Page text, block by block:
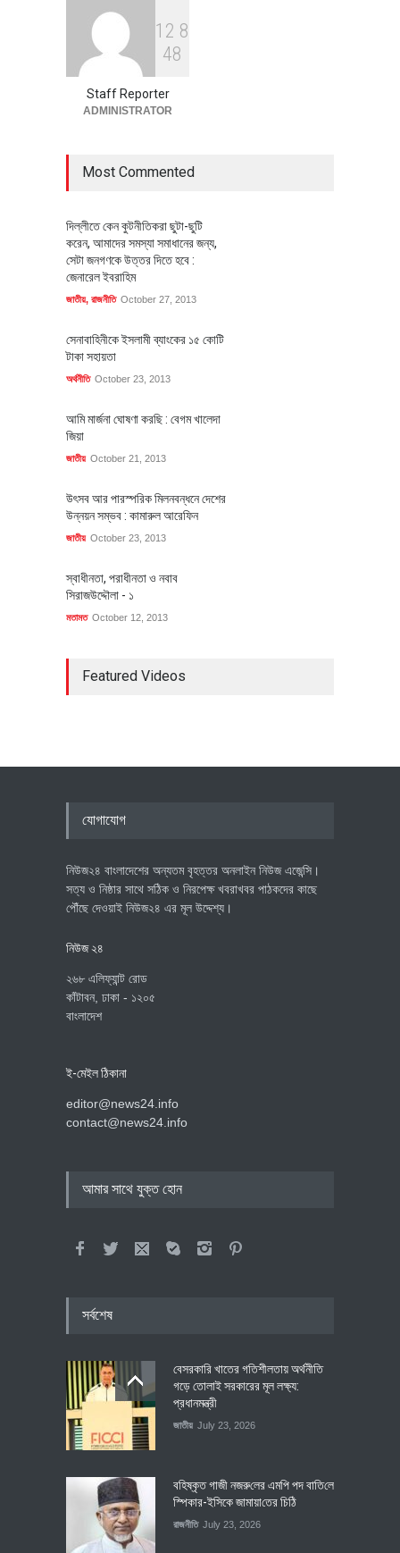
বৈশ্বিক প্রতিযোগিতা সক্ষমতা বাড়াতে
পোশাক শিল্পে নতুন উদ্যোগ
1 2 8
48
Staff Reporter
ADMINISTRATOR
Most Commented
দিল্লীতে কেন কুটনীতিকরা ছুটা-ছুটি
করেন, আমাদের সমস্যা সমাধানের জন্য,
সেটা জনগণকে উত্তর দিতে হবে :
জেনারেল ইবরাহিম
জাতীয়, রাজনীতি October 27, 2013
সেনাবাহিনীকে ইসলামী ব্যাংকের ১৫ কোটি
টাকা সহায়তা
অর্থনীতি October 23, 2013
আমি মার্জনা ঘোষণা করছি : বেগম খালেদা
জিয়া
জাতীয় October 21, 2013
উৎসব আর পারস্পরিক মিলনবন্ধনে দেশের
উন্নয়ন সম্ভব : কামারুল আরেফিন
জাতীয় October 23, 2013
স্বাধীনতা, পরাধীনতা ও নবাব
সিরাজউদ্দৌলা - ১
মতামত October 12, 2013
Featured Videos
যোগাযোগ
নিউজ২৪ বাংলাদেশের অন্যতম বৃহত্তর অনলাইন নিউজ এজেন্সি।
সত্য ও নিষ্ঠার সাথে সঠিক ও নিরপেক্ষ খবরাখবর পাঠকদের কাছে
পৌঁছে দেওয়াই নিউজ২৪ এর মূল উদ্দেশ্য।
নিউজ ২৪
২৬৮ এলিফ্যান্ট রোড
কাঁটাবন, ঢাকা - ১২০৫
বাংলাদেশ
ই-মেইল ঠিকানা
editor@news24.info
contact@news24.info
আমার সাথে যুক্ত হোন
সর্বশেষ
বেসরকারি খাতের গতিশীলতায় অর্থনীতি
গড়ে তোলাই সরকারের মূল লক্ষ্য:
প্রধানমন্ত্রী
জাতীয় July 23, 2026
বহিষ্কৃত গাজী নজরু‌লের এম‌পি পদ বা‌তি‌লে
স্পিকার-ইসিকে জামায়া‌তের চি‌ঠি
রাজনীতি July 23, 2026